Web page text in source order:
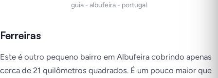
guia - albufeira - portugal
Ferreiras
Este é outro pequeno bairro em Albufeira cobrindo apenas
cerca de 21 quilômetros quadrados. É um pouco maior que